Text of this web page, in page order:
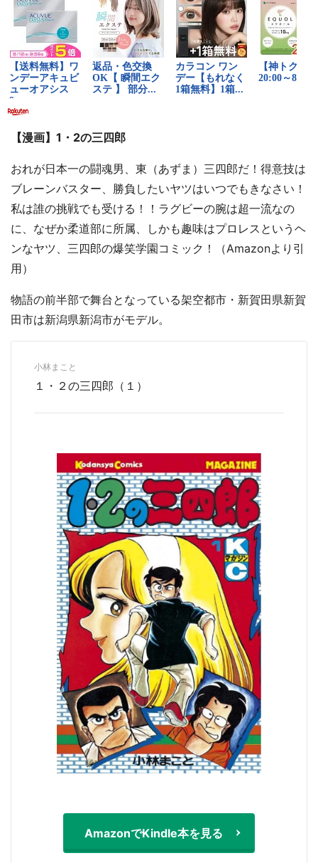
【漫画】1・2の三四郎
おれが日本一の闘魂男、東（あずま）三四郎だ！得意技は
ブレーンバスター、勝負したいヤツはいつでもきなさい！
私は誰の挑戦でも受ける！！ラグビーの腕は超一流なの
に、なぜか柔道部に所属、しかも趣味はプロレスというヘ
ンなヤツ、三四郎の爆笑学園コミック！（Amazonより引
用）
物語の前半部で舞台となっている架空都市・新賀田県新賀
田市は新潟県新潟市がモデル。
小林まこと
１・２の三四郎（１）
AmazonでKindle本を見る